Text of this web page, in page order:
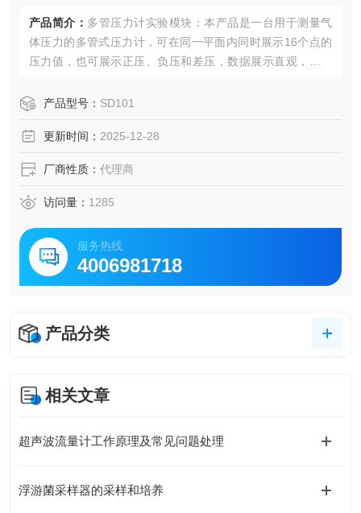
产品简介： 多管压力计实验模块：本产品是一台用于测量气
体压力的多管式压力计，可在同一平面内同时展示16个点的
压力值，也可展示正压、负压和差压，数据展示直观，对比
水平面可倾斜一定的角度来获得较高的测量精度；本实验模
气动力学实验研究的工具。
产品型号： SD101
更新时间： 2025-12-28
厂商性质： 代理商
访问量： 1285
服务热线
4006981718
产品分类
相关文章
超声波流量计工作原理及常见问题处理
浮游菌采样器的采样和培养